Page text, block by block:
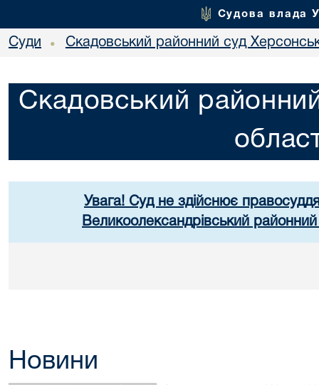
Судова влада
Суди • Скадовський районний суд
Скадовський
Увага! Суд не здійснює
Великоолександрівський
Новини